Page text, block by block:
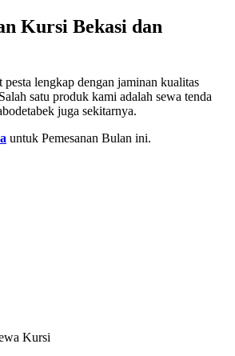
Kursi Bekasi dan
lengkap dengan jaminan kualitas
satu produk kami adalah sewa tenda
juga sekitarnya.
untuk Pemesanan Bulan ini.
Kursi